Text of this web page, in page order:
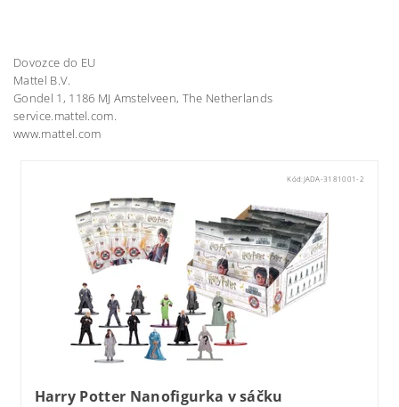
Dovozce do EU
Mattel B.V.
Gondel 1, 1186 MJ Amstelveen, The Netherlands
service.mattel.com.
www.mattel.com
Kód: JADA-3181001-2
Harry Potter Nanofigurka v sáčku